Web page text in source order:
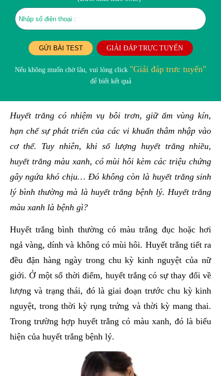
GỬI BÀI TEST GIẢI ĐÁP TRỰC TUYẾN
Nếu không muốn chờ lâu, vui lòng click "Giải đáp trưc tuyến"
để biết kết quả
Huyết trắng có nhiệm vụ bôi trơn, giữ ẩm vùng kín,
hạn chế sự phát triển của các vi khuẩn thâm nhập vào
cơ thể. Tuy nhiên, khi số lượng huyết trắng nhiều,
huyết trắng màu xanh, có mùi hôi kèm các triệu chứng
gây ngứa khó chịu… Đó không còn là huyết trắng sinh
lý bình thường mà là huyết trắng bệnh lý. Huyết trắng
màu xanh là bệnh gì?
Huyết trắng bình thường có màu trắng đục hoặc hơi
ngả vàng, dính và không có mùi hôi. Huyết trắng tiết ra
đều đặn hàng ngày trong chu kỳ kinh nguyệt của nữ
giới. Ở một số thời điểm, huyết trắng có sự thay đổi về
lượng và trạng thái, đó là giai đoạn trước chu kỳ kinh
nguyệt, trong thời kỳ rụng trứng và thời kỳ mang thai.
Trong trường hợp huyết trắng có màu xanh, đó là biểu
hiện của huyết trắng bệnh lý.